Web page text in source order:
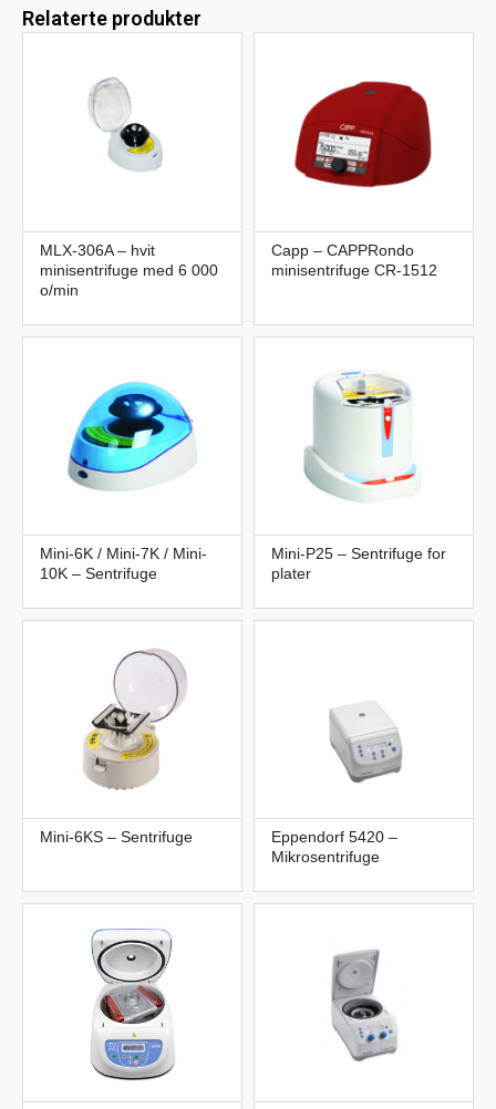
Relaterte produkter
MLX-306A – hvit
minisentrifuge med 6 000
o/min
Capp – CAPPRondo
minisentrifuge CR-1512
Mini-6K / Mini-7K / Mini-
10K – Sentrifuge
Mini-P25 – Sentrifuge for
plater
Mini-6KS – Sentrifuge
Eppendorf 5420 –
Mikrosentrifuge